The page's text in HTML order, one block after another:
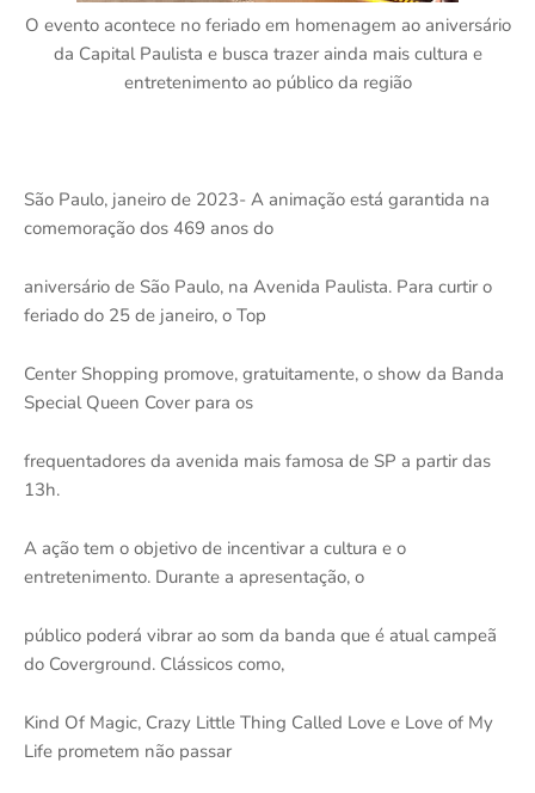
O evento acontece no feriado em homenagem ao aniversário
da Capital Paulista e busca trazer ainda mais cultura e
entretenimento ao público da região
São Paulo, janeiro de 2023- A animação está garantida na
comemoração dos 469 anos do
aniversário de São Paulo, na Avenida Paulista. Para curtir o
feriado do 25 de janeiro, o Top
Center Shopping promove, gratuitamente, o show da Banda
Special Queen Cover para os
frequentadores da avenida mais famosa de SP a partir das
13h.
A ação tem o objetivo de incentivar a cultura e o
entretenimento. Durante a apresentação, o
público poderá vibrar ao som da banda que é atual campeã
do Coverground. Clássicos como,
Kind Of Magic, Crazy Little Thing Called Love e Love of My
Life prometem não passar